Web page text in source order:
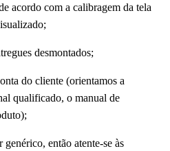
acordo com a calibragem da tela
desmontados;
do cliente (orientamos a
qualificado, o manual de
então atente-se às